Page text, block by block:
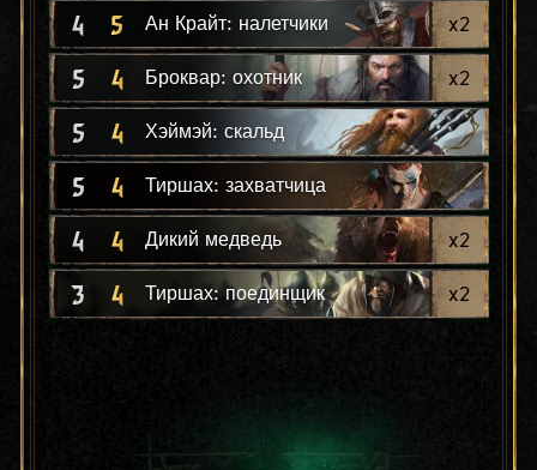
4 5 Ан Крайт: налетчики x2
5 4 Броквар: охотник x2
5 4 Хэймэй: скальд
5 4 Тиршах: захватчица
4 4 Дикий медведь x2
3 4 Тиршах: поединщик x2